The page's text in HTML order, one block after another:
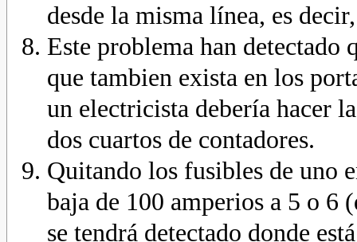
desde la misma línea, es
Este problema han detectado
que tambien exista en los
un electricista debería hacer
dos cuartos de contadores.
Quitando los fusibles de uno
baja de 100 amperios a 5 o 6
se tendrá detectado donde